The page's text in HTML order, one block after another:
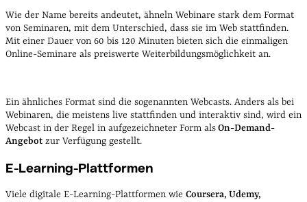
Wie der Name bereits andeutet, ähneln Webinare stark dem Format
von Seminaren, mit dem Unterschied, dass sie im Web stattfinden.
Mit einer Dauer von 60 bis 120 Minuten bieten sich die einmaligen
Online-Seminare als preiswerte Weiterbildungsmöglichkeit an.
Ein ähnliches Format sind die sogenannten Webcasts. Anders als bei
Webinaren, die meistens live stattfinden und interaktiv sind, wird ein
Webcast in der Regel in aufgezeichneter Form alsOn-Demand-
Angebot zur Verfügung gestellt.
E-Learning-Plattformen
Viele digitale E-Learning-Plattformen wie Coursera, Udemy,